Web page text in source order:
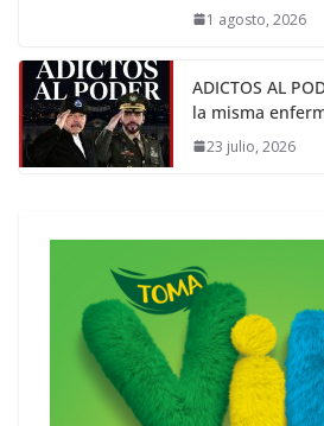
1 agosto, 2026
ADICTOS AL
la misma
23 julio, 2026